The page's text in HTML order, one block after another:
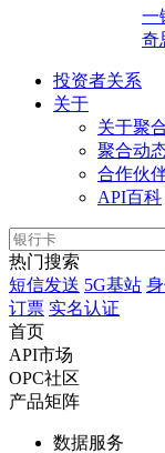
一
奇
投资者关系
关于
关于聚
聚合动
合作伙
API百科
热门搜索
短信发送 5G基站
订票 实名认证
首页
API市场
OPC社区
产品矩阵
数据服务